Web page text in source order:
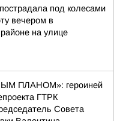
под колесами
вечером в
на улице
ПЛАНОМ»: героиней
ГТРК
Совета